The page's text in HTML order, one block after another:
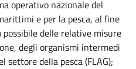
operativo nazionale del
e per la pesca, al fine
delle relative misure
degli organismi intermedi
settore della pesca (FLAG);